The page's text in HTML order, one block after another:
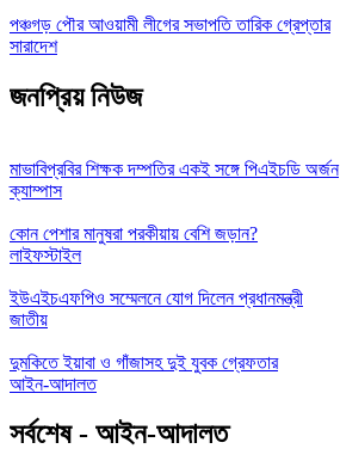
পঞ্চগড় পৌর আওয়ামী লীগের সভাপতি তারিক গ্রেপ্তার
সারাদেশ
জনপ্রিয় নিউজ
মাভাবিপ্রবির শিক্ষক দম্পতির একই সঙ্গে পিএইচডি অর্জন
ক্যাম্পাস
কোন পেশার মানুষরা পরকীয়ায় বেশি জড়ান?
লাইফস্টাইল
ইউএইচএফপিও সম্মেলনে যোগ দিলেন প্রধানমন্ত্রী
জাতীয়
দুমকিতে ইয়াবা ও গাঁজাসহ দুই যুবক গ্রেফতার
আইন-আদালত
সর্বশেষ - আইন-আদালত